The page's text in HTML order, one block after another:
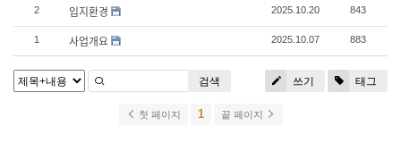
2 입지환경 2025.10.20 843
1 사업개요 2025.10.07 883
쓰기 태그
검색
첫 페이지 1 끝 페이지